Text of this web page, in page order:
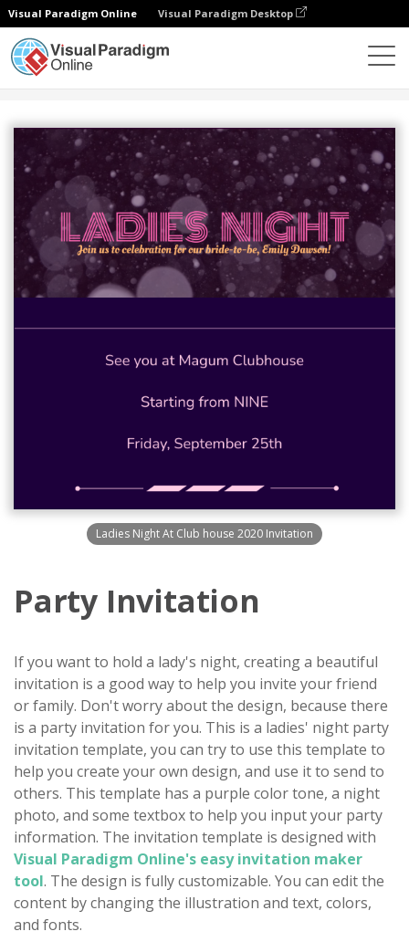
Visual Paradigm Online Visual Paradigm Desktop
Ladies Night At Club house 2020 Invitation
Party Invitation
If you want to hold a lady's night, creating a beautiful
invitation is a good way to help you invite your friend
or family. Don't worry about the design, because there
is a party invitation for you. This is a ladies' night party
invitation template, you can try to use this template to
help you create your own design, and use it to send to
others. This template has a purple color tone, a night
photo, and some textbox to help you input your party
information. The invitation template is designed with
Visual Paradigm Online's easy invitation maker
tool. The design is fully customizable. You can edit the
content by changing the illustration and text, colors,
and fonts.